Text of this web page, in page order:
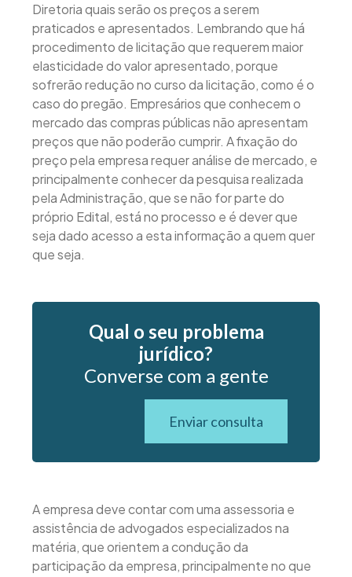
Diretoria quais serão os preços a serem
praticados e apresentados. Lembrando que há
procedimento de licitação que requerem maior
elasticidade do valor apresentado, porque
sofrerão redução no curso da licitação, como é o
caso do pregão. Empresários que conhecem o
mercado das compras públicas não apresentam
preços que não poderão cumprir. A fixação do
preço pela empresa requer análise de mercado, e
principalmente conhecer da pesquisa realizada
pela Administração, que se não for parte do
próprio Edital, está no processo e é dever que
seja dado acesso a esta informação a quem quer
que seja.
Qual o seu problema
jurídico?
Converse com a gente
Enviar consulta
A empresa deve contar com uma assessoria e
assistência de advogados especializados na
matéria, que orientem a condução da
participação da empresa, principalmente no que